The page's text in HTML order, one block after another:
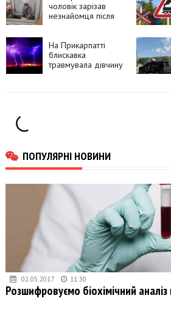
покупцям
чоловік зарізав
незнайомця після
намагався видати
вбивство за
самогубство
На Прикарпатті
блискавка
травмувала дівчину
ПОПУЛЯРНІ НОВИНИ
02.05.2017 11:30
Розшифровуємо біохімічний аналіз